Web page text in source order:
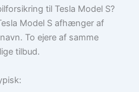
til Tesla Model S?
Model S afhænger af
To ejere af samme
tilbud.